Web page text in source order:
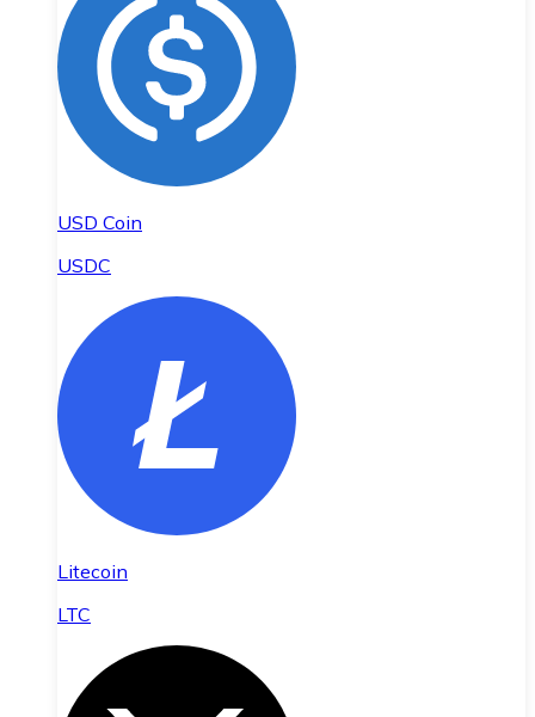
USD Coin
USDC
Litecoin
LTC